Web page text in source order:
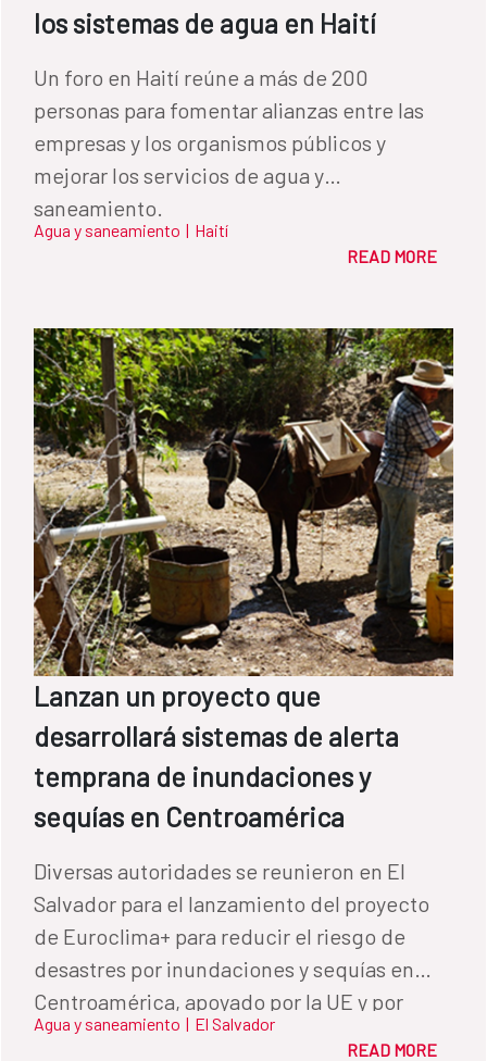
los sistemas de agua en Haití
Un foro en Haití reúne a más de 200
personas para fomentar alianzas entre las
empresas y los organismos públicos y
mejorar los servicios de agua y
saneamiento.
Agua y saneamiento | Haití
READ MORE
Lanzan un proyecto que
desarrollará sistemas de alerta
temprana de inundaciones y
sequías en Centroamérica
Diversas autoridades se reunieron en El
Salvador para el lanzamiento del proyecto
de Euroclima+ para reducir el riesgo de
desastres por inundaciones y sequías en
Centroamérica, apoyado por la UE y por
España.
Agua y saneamiento | El Salvador
READ MORE